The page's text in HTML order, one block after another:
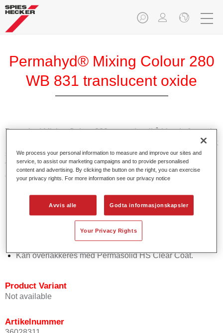
Permahyd® Mixing Colour 280
WB 831 translucent oxide
Permahyd Mixing Colour 280 anvendes til å blande farger i
Permahyd Pearl Base Coat 285, et vannfortynnbart baselakk
system av høy kvalitet. Den er basert på en spesiell
teknologi med polyuretanspredning til tette farger og
effektfarger.
Produktfunksjoner
Gir god vertikal stabilitet.
Har god dekkevne.
Kan overlakkeres med Permasolid HS Clear Coat.
Product Variant
Not available
Artikelnummer
We process your personal information to measure and improve our sites and
service, to assist our marketing campaigns and to provide personalised
content and advertising. By clicking the button on the right, you can exercise
your privacy rights. For more information see our privacy notice
Avvis alle Godta informasjonskapsler
Your Privacy Rights